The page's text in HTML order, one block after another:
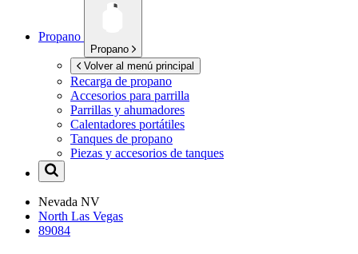
Propano
Propano
Volver al menú principal
Recarga de propano
Accesorios para parrilla
Parrillas y ahumadores
Calentadores portátiles
Tanques de propano
Piezas y accesorios de tanques
Nevada NV
North Las Vegas
89084